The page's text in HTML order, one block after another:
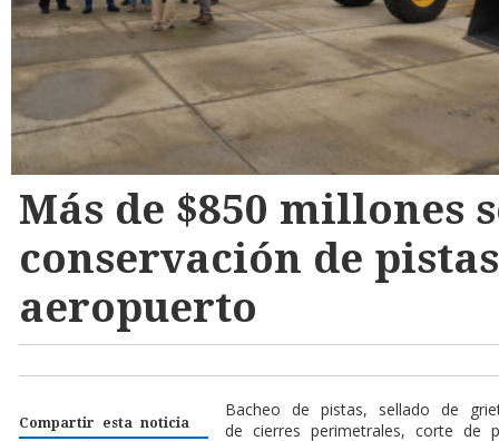
Más de $850 millones
conservación de
aeropuerto
Compartir esta noticia
Bacheo de pistas, sellado de
de cierres perimetrales, corte de